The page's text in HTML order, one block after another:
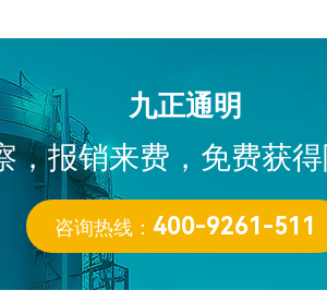
九正通明
，报销来费，免费获
咨询热线： 400-9261-511